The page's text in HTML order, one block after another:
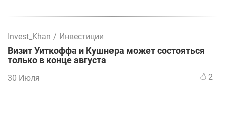
Invest_Khan / Инвестиции
Визит Уиткоффа и Кушнера может состояться
только в конце августа
30 Июля 2